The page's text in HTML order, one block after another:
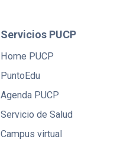
Servicios PUCP
Home PUCP
PuntoEdu
Agenda PUCP
Servicio de Salud
Campus virtual